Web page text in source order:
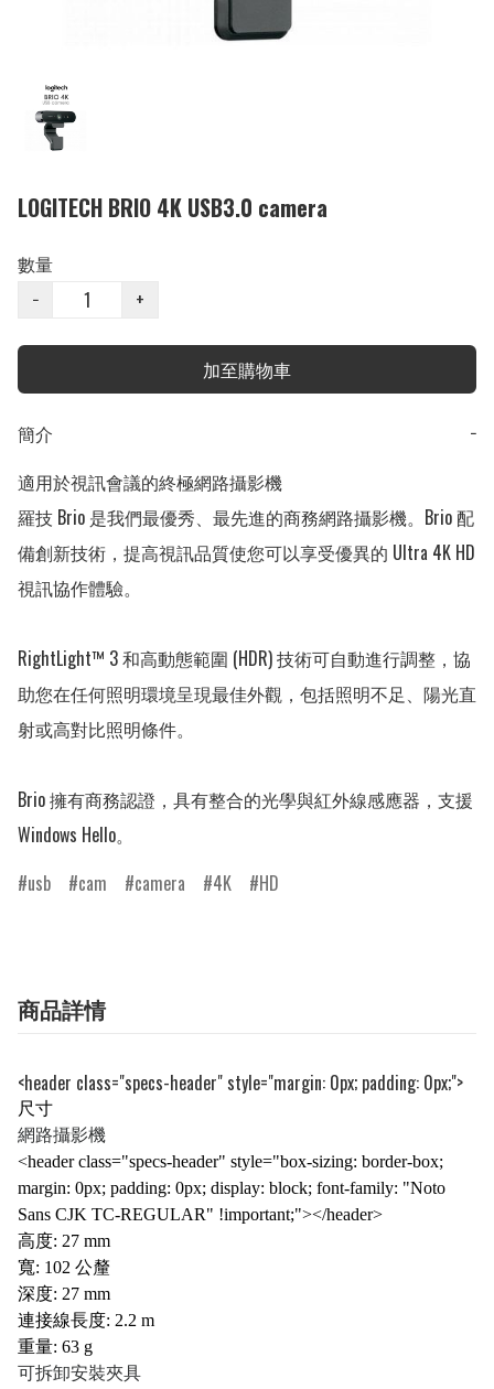
LOGITECH BRIO 4K USB3.0 camera
數量
−
+
加至購物車
簡介
−
適用於視訊會議的終極網路攝影機
羅技 Brio 是我們最優秀、最先進的商務網路攝影機。Brio 配
備創新技術，提高視訊品質使您可以享受優異的 Ultra 4K HD
視訊協作體驗。
RightLight™ 3 和高動態範圍 (HDR) 技術可自動進行調整，協
助您在任何照明環境呈現最佳外觀，包括照明不足、陽光直
射或高對比照明條件。
Brio 擁有商務認證，具有整合的光學與紅外線感應器，支援
Windows Hello。
usb
cam camera 4K HD
商品詳情
<header class="specs-header" style="margin: 0px; padding: 0px;">
尺寸
網路攝影機
<header class="specs-header" style="box-sizing: border-box;
margin: 0px; padding: 0px; display: block; font-family: "Noto
Sans CJK TC-REGULAR" !important;"></header>
高度: 27 mm
寬: 102 公釐
深度: 27 mm
連接線長度: 2.2 m
重量: 63 g
可拆卸安裝夾具